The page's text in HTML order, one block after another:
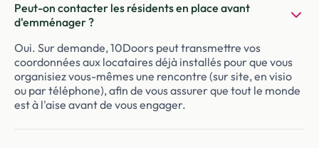
Peut-on contacter les résidents en place avant
d'emménager ?
Oui. Sur demande, 10Doors peut transmettre vos
coordonnées aux locataires déjà installés pour que vous
organisiez vous-mêmes une rencontre (sur site, en visio
ou par téléphone), afin de vous assurer que tout le monde
est à l'aise avant de vous engager.